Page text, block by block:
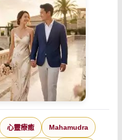
心靈療癒 Mahamudra